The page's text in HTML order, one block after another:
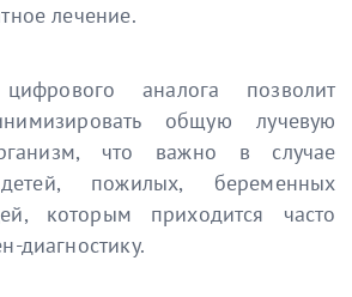
лечение.
цифрового аналога позволит
общую лучевую
что важно в случае
пожилых, беременных
которым приходится часто
диагностику.